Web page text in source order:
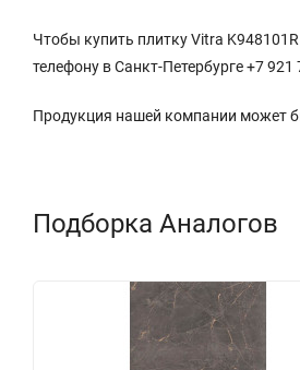
Чтобы купить плитку Vitra
телефону в Санкт-Петербурге +7
Продукция нашей компании может
Подборка Аналогов